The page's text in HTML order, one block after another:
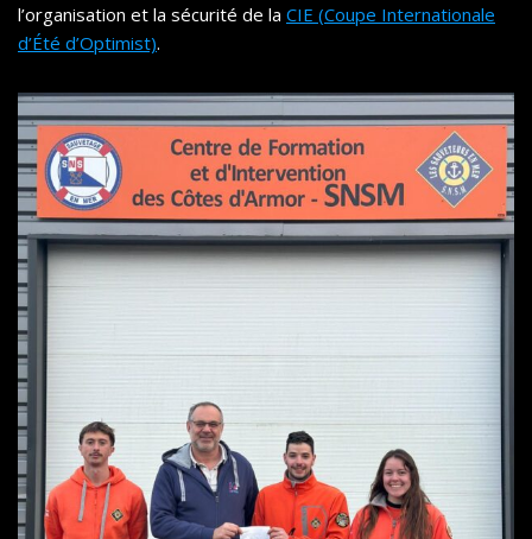
l’organisation et la sécurité de la CIE (Coupe Internationale
d’Été d’Optimist).